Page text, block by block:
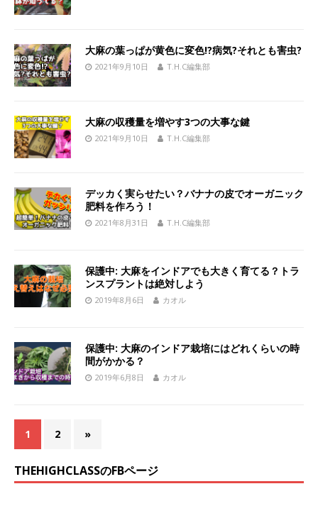
大麻の葉っぱが黄色に変色!?病気?それとも害虫?
2021年9月10日 T.H.C編集部
大麻の収穫量を増やす3つの大事な鍵
2021年9月10日 T.H.C編集部
デッカく実らせたい？バナナの皮でオーガニック
肥料を作ろう！
2021年8月31日 T.H.C編集部
保護中: 大麻をインドアでも大きく育てる？トラ
ンスプラントは絶対しよう
2019年8月6日 カオル
保護中: 大麻のインドア栽培にはどれくらいの時
間がかかる？
2019年6月8日 カオル
1 2 »
THEHIGHCLASSのFBページ